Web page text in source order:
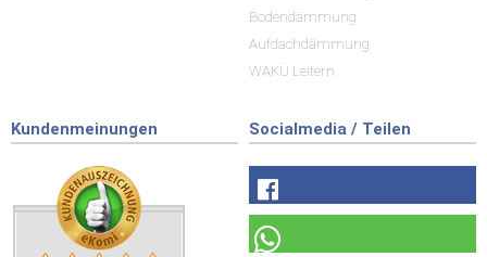
Bodendämmung
Aufdachdämmung
WAKÜ Leitern
Kundenmeinungen Socialmedia / Teilen